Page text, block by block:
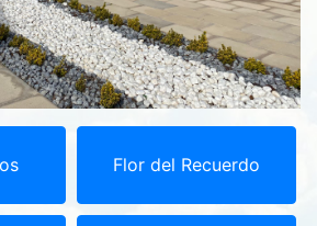
Flor del Recuerdo